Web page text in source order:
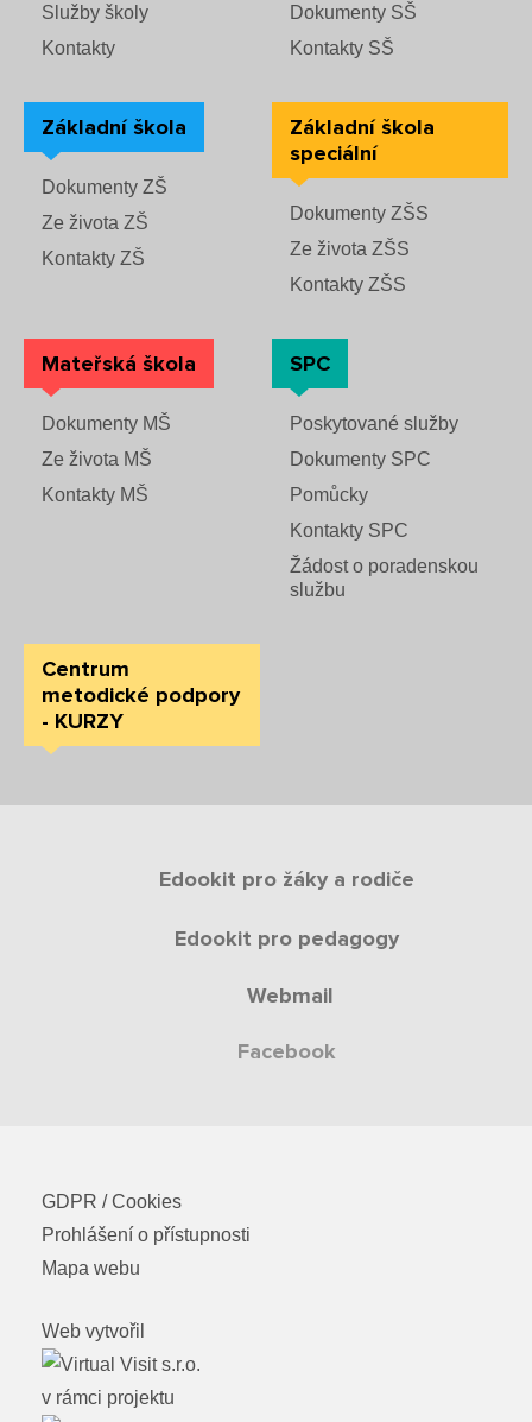
Služby školy
Kontakty
Dokumenty SŠ
Kontakty SŠ
Základní škola
Dokumenty ZŠ
Ze života ZŠ
Kontakty ZŠ
Základní škola
speciální
Dokumenty ZŠS
Ze života ZŠS
Kontakty ZŠS
Mateřská škola
Dokumenty MŠ
Ze života MŠ
Kontakty MŠ
SPC
Poskytované služby
Dokumenty SPC
Pomůcky
Kontakty SPC
Žádost o poradenskou
službu
Centrum
metodické podpory
- KURZY
Edookit pro žáky a rodiče
Edookit pro pedagogy
Webmail
Facebook
GDPR / Cookies
Prohlášení o přístupnosti
Mapa webu
Web vytvořil
v rámci projektu